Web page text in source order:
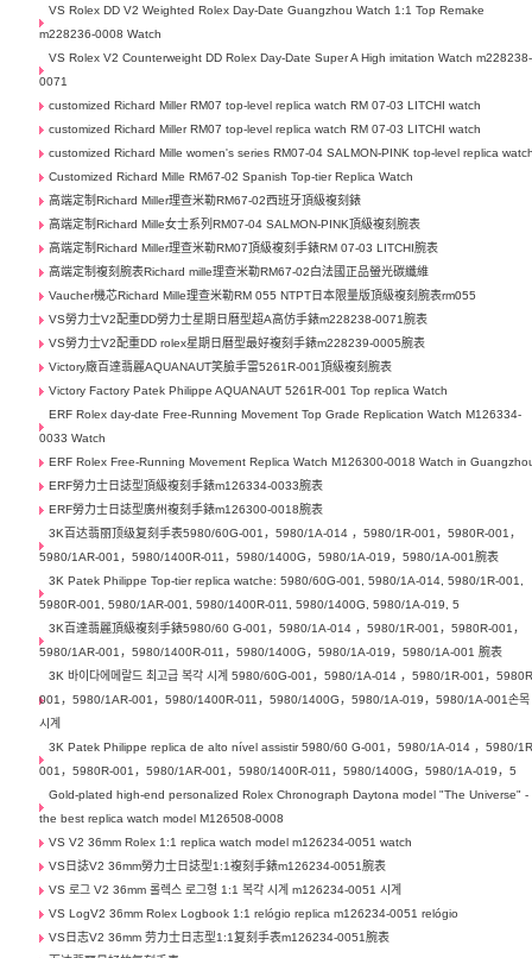
VS Rolex DD V2 Weighted Rolex Day-Date Guangzhou Watch 1:1 Top Remake
m228236-0008 Watch
VS Rolex V2 Counterweight DD Rolex Day-Date Super A High imitation Watch m228238-
0071
customized Richard Miller RM07 top-level replica watch RM 07-03 LITCHI watch
customized Richard Miller RM07 top-level replica watch RM 07-03 LITCHI watch
customized Richard Mille women's series RM07-04 SALMON-PINK top-level replica
Customized Richard Mille RM67-02 Spanish Top-tier Replica Watch
高端定制Richard Miller理查米勒RM67-02西班牙頂級複刻錶
高端定制Richard Mille女士系列RM07-04 SALMON-PINK頂級複刻腕表
高端定制Richard Miller理查米勒RM07頂級複刻手錶RM 07-03 LITCHI腕表
高端定制複刻腕表Richard mille理查米勒RM67-02白法國正品螢光碳纖維
Vaucher機芯Richard Mille理查米勒RM 055 NTPT日本限量版頂級複刻腕表rm055
VS勞力士V2配重DD勞力士星期日曆型超A高仿手錶m228238-0071腕表
VS勞力士V2配重DD rolex星期日曆型最好複刻手錶m228239-0005腕表
Victory廠百達翡麗AQUANAUT笑臉手雷5261R-001頂級複刻腕表
Victory Factory Patek Philippe AQUANAUT 5261R-001 Top replica Watch
ERF Rolex day-date Free-Running Movement Top Grade Replication Watch M126334-
0033 Watch
ERF Rolex Free-Running Movement Replica Watch M126300-0018 Watch in
ERF勞力士日誌型頂級複刻手錶m126334-0033腕表
ERF勞力士日誌型廣州複刻手錶m126300-0018腕表
3K百达翡丽顶级复刻手表5980/60G-001，5980/1A-014 ，5980/1R-001，5980R-001，
5980/1AR-001，5980/1400R-011，5980/1400G，5980/1A-019，5980/1A-001腕表
3K Patek Philippe Top-tier replica watche: 5980/60G-001, 5980/1A-014, 5980/1R-001,
5980R-001, 5980/1AR-001, 5980/1400R-011, 5980/1400G, 5980/1A-019, 5
3K百達翡麗頂級複刻手錶5980/60 G-001，5980/1A-014 ，5980/1R-001，5980R-001，
5980/1AR-001，5980/1400R-011，5980/1400G，5980/1A-019，5980/1A-001 腕表
3K 바이다에메랄드 최고급 복각 시계 5980/60G-001，5980/1A-014 ，5980/1R-001，
001，5980/1AR-001，5980/1400R-011，5980/1400G，5980/1A-019，5980/1A-001손목
시계
3K Patek Philippe replica de alto nível assistir 5980/60 G-001，5980/1A-014 ，5980/
001，5980R-001，5980/1AR-001，5980/1400R-011，5980/1400G，5980/1A-019，5
Gold-plated high-end personalized Rolex Chronograph Daytona model "The Universe" -
the best replica watch model M126508-0008
VS V2 36mm Rolex 1:1 replica watch model m126234-0051 watch
VS日誌V2 36mm勞力士日誌型1:1複刻手錶m126234-0051腕表
VS 로그 V2 36mm 롤렉스 로그형 1:1 복각 시계 m126234-0051 시계
VS LogV2 36mm Rolex Logbook 1:1 relógio replica m126234-0051 relógio
VS日志V2 36mm 劳力士日志型1:1复刻手表m126234-0051腕表